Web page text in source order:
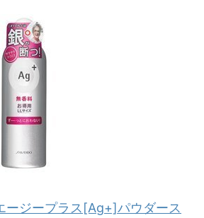
ージープラス[Ag+]パウダース